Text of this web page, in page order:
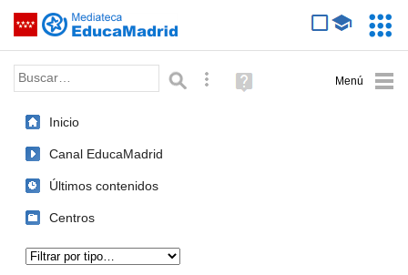
Saltar navegación
Palabra o frase: Búsqueda avanzada
Ayuda
(en
Inicio
Canal EducaMadrid
Últimos contenidos
Centros